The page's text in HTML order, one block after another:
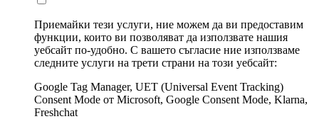
Приемайки тези услуги, ние можем да ви предоставим
функции, които ви позволяват да използвате нашия
уебсайт по-удобно. С вашето съгласие ние използваме
следните услуги на трети страни на този уебсайт:
Google Tag Manager, UET (Universal Event Tracking)
Consent Mode от Microsoft, Google Consent Mode, Klarna,
Freshchat